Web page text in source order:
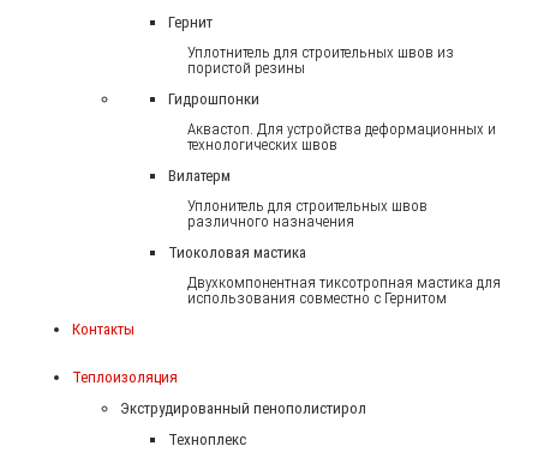
Гернит
Уплотнитель для строительных швов из
пористой резины
Гидрошпонки
Аквастоп. Для устройства деформационных и
технологических швов
Вилатерм
Уплонитель для строительных швов
различного назначения
Тиоколовая мастика
Двухкомпонентная тиксотропная мастика для
использования совместно с Гернитом
Контакты
Теплоизоляция
Экструдированный пенополистирол
Техноплекс